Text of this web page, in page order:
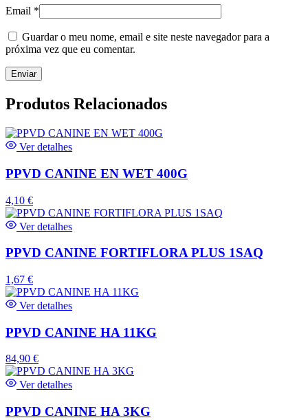
Email *
Guardar o meu nome, email e site neste navegador para a
próxima vez que eu comentar.
Produtos Relacionados
Ver detalhes
PPVD CANINE EN WET 400G
4,10 €
Ver detalhes
PPVD CANINE FORTIFLORA PLUS 1SAQ
1,67 €
Ver detalhes
PPVD CANINE HA 11KG
84,90 €
Ver detalhes
PPVD CANINE HA 3KG